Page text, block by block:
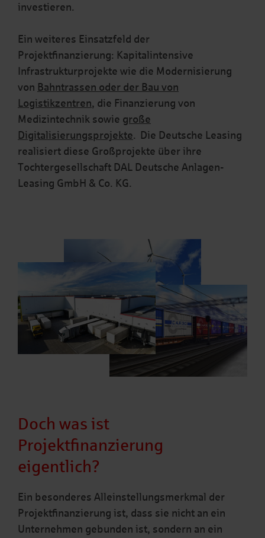
investieren.
Ein weiteres Einsatzfeld der
Projektfinanzierung: Kapitalintensive
Infrastrukturprojekte wie die Modernisierung
von Bahntrassen oder der Bau von
Logistikzentren, die Finanzierung von
Medizintechnik sowie große
Digitalisierungsprojekte. Die Deutsche Leasing
realisiert diese Großprojekte über ihre
Tochtergesellschaft DAL Deutsche Anlagen-
Leasing GmbH & Co. KG.
Doch was ist
Projektfinanzierung
eigentlich?
Ein besonderes Alleinstellungsmerkmal der
Projektfinanzierung ist, dass sie nicht an ein
Unternehmen gebunden ist, sondern an ein